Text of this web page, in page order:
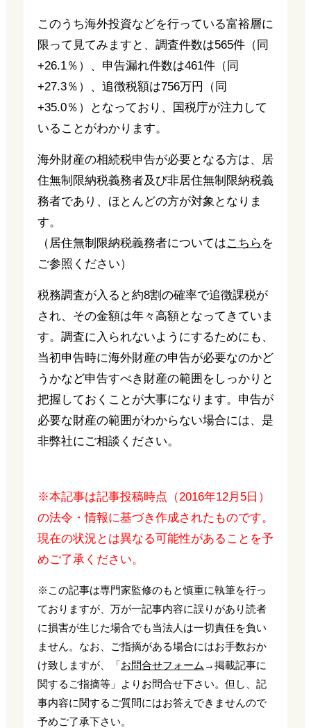
このうち海外投資などを行っている富裕層に
限って見てみますと、調査件数は565件（同
+26.1％）、申告漏れ件数は461件（同
+27.3％）、追徴税額は756万円（同
+35.0％）となっており、国税庁が注力して
いることがわかります。
海外財産の相続税申告が必要となる方は、居
住無制限納税義務者及び非居住無制限納税義
務者であり、ほとんどの方が対象となりま
す。
（居住無制限納税義務者についてはこちら を
ご参照ください）
税務調査が入ると約8割の確率で追徴課税が
され、その金額は年々高額となってきていま
す。調査に入られないようにするためにも、
当初申告時に海外財産の申告が必要なのかど
うかなど申告すべき財産の範囲をしっかりと
把握しておくことが大事になります。申告が
必要な財産の範囲がわからない場合には、是
非弊社にご相談ください。
※本記事は記事投稿時点（2016年12月5日）
の法令・情報に基づき作成されたものです。
現在の状況とは異なる可能性があることを予
めご了承ください。
※この記事は専門家監修のもと慎重に執筆を行っ
ておりますが、万が一記事内容に誤りがあり読者
に損害が生じた場合でも当法人は一切責任を負い
ません。なお、ご指摘がある場合にはお手数おか
け致しますが、「お問合せフォーム →掲載記事に
関するご指摘等」よりお問合せ下さい。但し、記
事内容に関するご質問にはお答えできませんので
予めご了承下さい。